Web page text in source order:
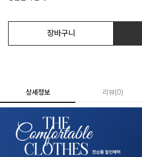
장바구니
상세정보 리뷰(0)